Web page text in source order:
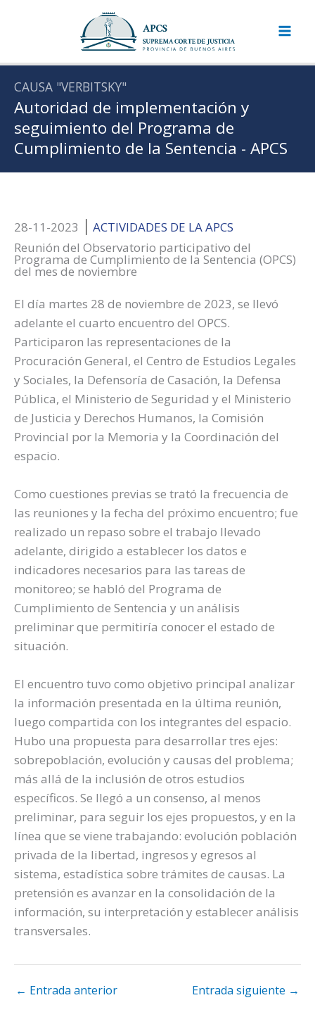
CAUSA "VERBITSKY"
Autoridad de implementación y
seguimiento del Programa de
Cumplimiento de la Sentencia - APCS
28-11-2023
ACTIVIDADES DE LA APCS
Reunión del Observatorio participativo del
Programa de Cumplimiento de la Sentencia (OPCS)
del mes de noviembre
El día martes 28 de noviembre de 2023, se llevó
adelante el cuarto encuentro del OPCS.
Participaron las representaciones de la
Procuración General, el Centro de Estudios Legales
y Sociales, la Defensoría de Casación, la Defensa
Pública, el Ministerio de Seguridad y el Ministerio
de Justicia y Derechos Humanos, la Comisión
Provincial por la Memoria y la Coordinación del
espacio.
Como cuestiones previas se trató la frecuencia de
las reuniones y la fecha del próximo encuentro; fue
realizado un repaso sobre el trabajo llevado
adelante, dirigido a establecer los datos e
indicadores necesarios para las tareas de
monitoreo; se habló del Programa de
Cumplimiento de Sentencia y un análisis
preliminar que permitiría conocer el estado de
situación.
El encuentro tuvo como objetivo principal analizar
la información presentada en la última reunión,
luego compartida con los integrantes del espacio.
Hubo una propuesta para desarrollar tres ejes:
sobrepoblación, evolución y causas del problema;
más allá de la inclusión de otros estudios
específicos. Se llegó a un consenso, al menos
preliminar, para seguir los ejes propuestos, y en la
línea que se viene trabajando: evolución población
privada de la libertad, ingresos y egresos al
sistema, estadística sobre trámites de causas. La
pretensión es avanzar en la consolidación de la
información, su interpretación y establecer análisis
transversales.
← Entrada anterior Entrada siguiente →